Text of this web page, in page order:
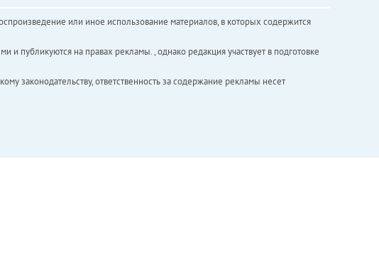
или иное использование материалов, в которых содержится
публикуются на правах рекламы. , однако редакция участвует в подготовке
законодательству, ответственность за содержание рекламы несет